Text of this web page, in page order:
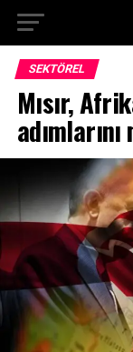
SEKTÖREL
Mısır,